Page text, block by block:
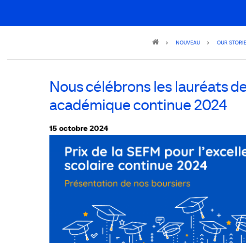
NOUVEAU OUR
Nous célébrons les lauréats
académique continue 2024
15 octobre 2024